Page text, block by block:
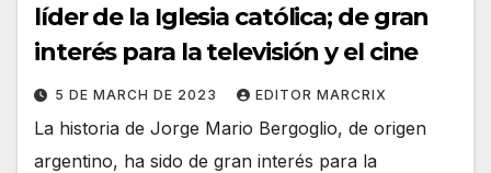
líder de la Iglesia católica; de gran
interés para la televisión y el cine
5 DE MARCH DE 2023 EDITOR MARCRIX
La historia de Jorge Mario Bergoglio, de origen
argentino, ha sido de gran interés para la